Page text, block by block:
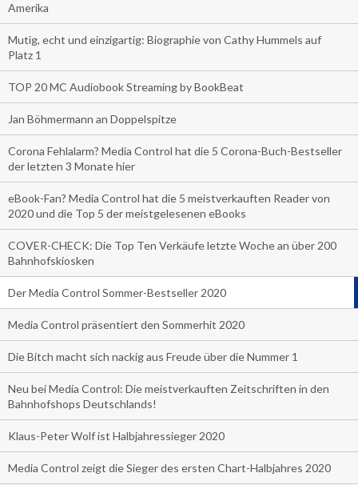
Amerika
Mutig, echt und einzigartig: Biographie von Cathy Hummels auf
Platz 1
TOP 20 MC Audiobook Streaming by BookBeat
Jan Böhmermann an Doppelspitze
Corona Fehlalarm? Media Control hat die 5 Corona-Buch-Bestseller
der letzten 3 Monate hier
eBook-Fan? Media Control hat die 5 meistverkauften Reader von
2020 und die Top 5 der meistgelesenen eBooks
COVER-CHECK: Die Top Ten Verkäufe letzte Woche an über 200
Bahnhofskiosken
Der Media Control Sommer-Bestseller 2020
Media Control präsentiert den Sommerhit 2020
Die Bitch macht sich nackig aus Freude über die Nummer 1
Neu bei Media Control: Die meistverkauften Zeitschriften in den
Bahnhofshops Deutschlands!
Klaus-Peter Wolf ist Halbjahressieger 2020
Media Control zeigt die Sieger des ersten Chart-Halbjahres 2020